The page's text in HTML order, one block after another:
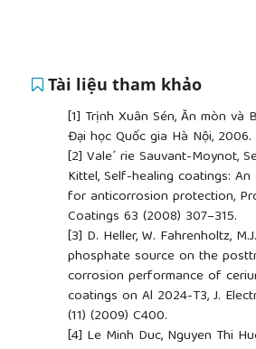
Tài liệu tham khảo
[1] Trịnh Xuân Sén, Ăn mòn và
Đại học Quốc gia Hà Nội, 2006.
[2] Vale´ rie Sauvant-Moynot,
Kittel, Self-healing coatings:
for anticorrosion protection,
Coatings 63 (2008) 307–315.
[3] D. Heller, W. Fahrenholtz,
phosphate source on the
corrosion performance of
coatings on Al 2024-T3, J.
(11) (2009) C400.
[4] Le Minh Duc, Nguyen Thi